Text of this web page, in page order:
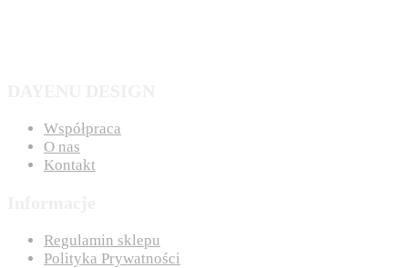
Współpraca
O nas
Kontakt
Regulamin sklepu
Polityka Prywatności